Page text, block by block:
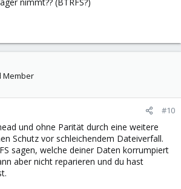
Member
#10
und ohne Parität durch eine weitere
Schutz vor schleichendem Dateiverfall.
sagen, welche deiner Daten korrumpiert
aber nicht reparieren und du hast